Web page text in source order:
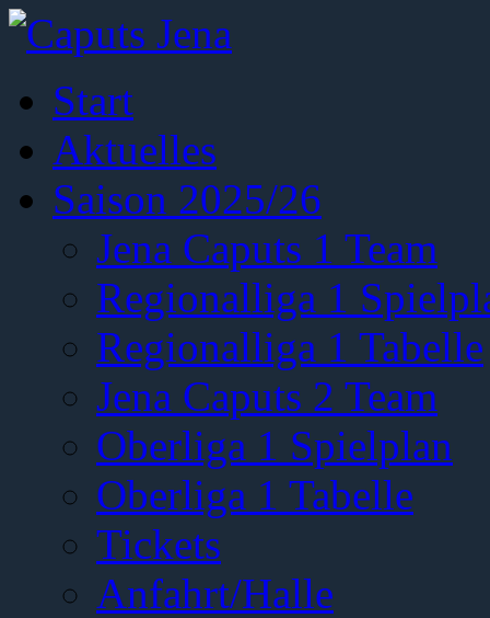
Start
Aktuelles
Saison 2025/26
Jena Caputs 1 Team
Regionalliga 1
Regionalliga 1 Tabelle
Jena Caputs 2 Team
Oberliga 1 Spielplan
Oberliga 1 Tabelle
Tickets
Anfahrt/Halle